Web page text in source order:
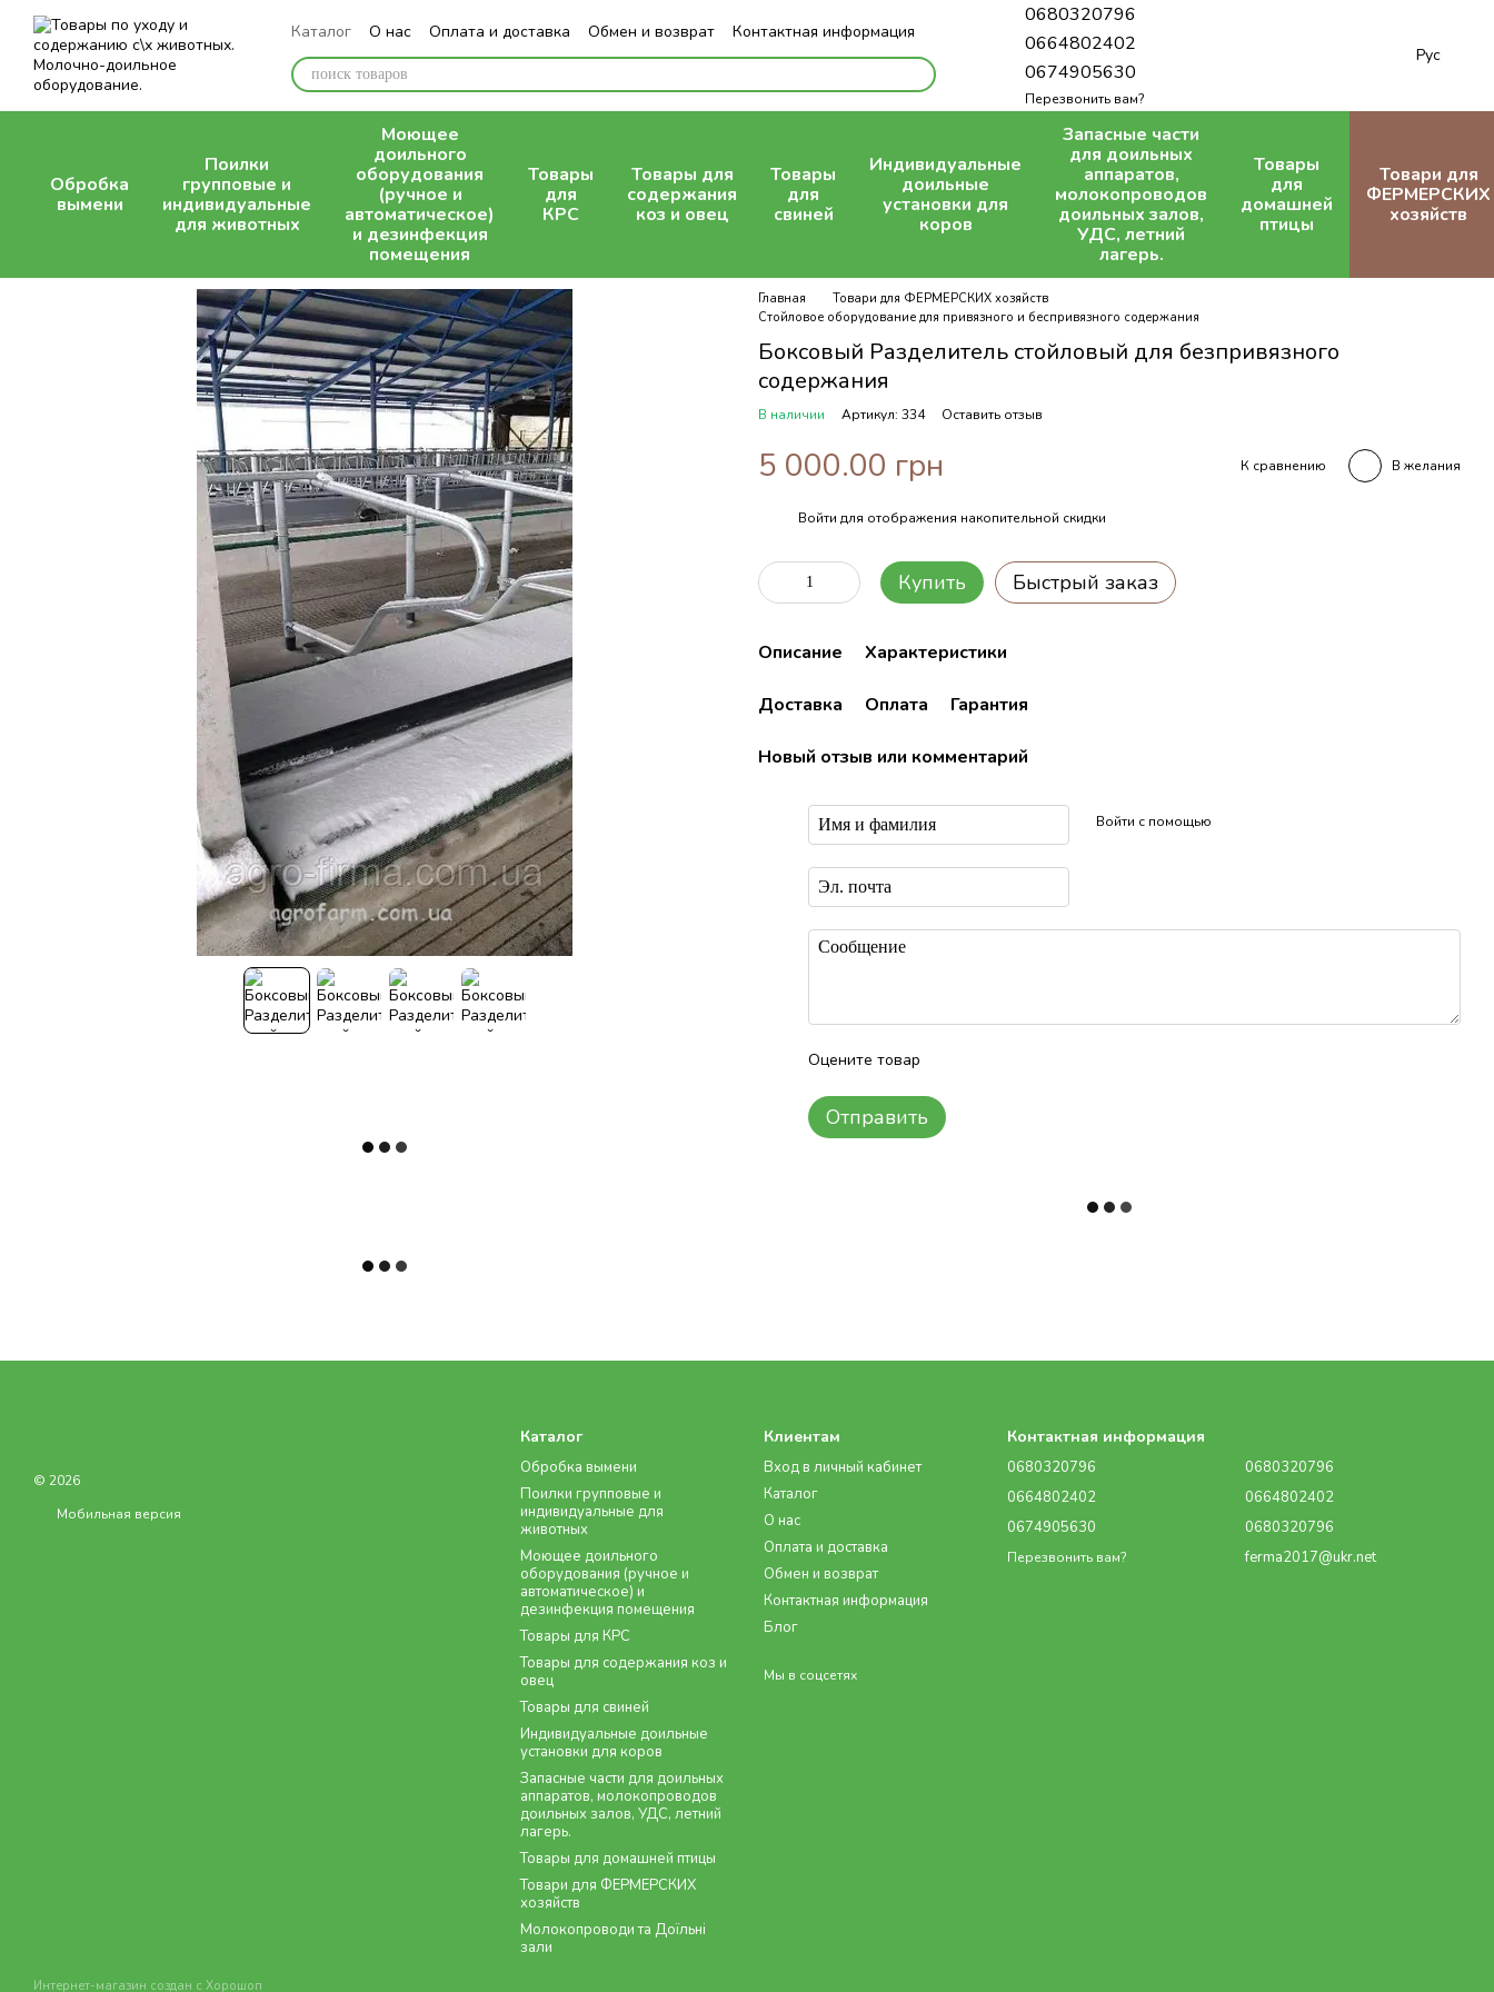
Перейти к основному контенту
Каталог О нас Оплата и доставка Обмен и возврат
Контактная информация
Блог
0680320796
0664802402
0674905630
Перезвонить вам?
Рус
Обробка
вымени
Поилки
групповые и
индивидуальные
для животных
Моющее
доильного
оборудования
(ручное и
автоматическое)
и дезинфекция
помещения
Товары
для
КРС
Товары для
содержания
коз и овец
Товары
для
свиней
Индивидуальные
доильные
установки для
коров
Запасные части
для доильных
аппаратов,
молокопроводов
доильных залов,
УДС, летний
лагерь.
Товары
для
домашней
птицы
Товари для
ФЕРМЕРСКИХ
хозяйств
Главная
Товари для ФЕРМЕРСКИХ хозяйств
Стойловое оборудование для привязного и беспривязного содержания
Боксовый Разделитель стойловый для безпривязного
содержания
В наличии Артикул: 334 Оставить отзыв
5 000.00 грн К сравнению В желания
Войти для отображения накопительной скидки
Купить Быстрый заказ
Описание Характеристики
Доставка Оплата Гарантия
Новый отзыв или комментарий
Войти с помощью
Оцените товар
Отправить
© 2026
Мобильная версия
Интернет-магазин создан с Хорошоп
Каталог
Обробка вымени
Поилки групповые и
индивидуальные для
животных
Моющее доильного
оборудования (ручное и
автоматическое) и
дезинфекция помещения
Товары для КРС
Товары для содержания коз и
овец
Товары для свиней
Индивидуальные доильные
установки для коров
Запасные части для доильных
аппаратов, молокопроводов
доильных залов, УДС, летний
лагерь.
Товары для домашней птицы
Товари для ФЕРМЕРСКИХ
хозяйств
Молокопроводи та Доїльні
зали
Клиентам
Вход в личный кабинет
Каталог
О нас
Оплата и доставка
Обмен и возврат
Контактная информация
Блог
Мы в соцсетях
Контактная информация
0680320796
0664802402
0674905630
Перезвонить вам?
0680320796
0664802402
0680320796
ferma2017@ukr.net